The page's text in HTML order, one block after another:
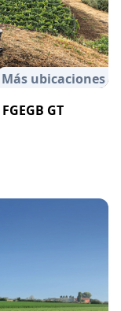
Más ubicaciones
GT